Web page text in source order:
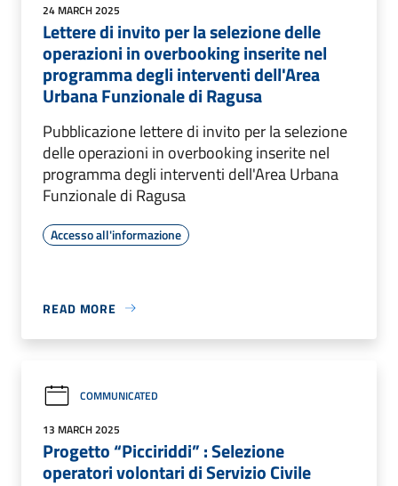
24 MARCH 2025
Lettere di invito per la selezione delle
operazioni in overbooking inserite nel
programma degli interventi dell'Area
Urbana Funzionale di Ragusa
Pubblicazione lettere di invito per la selezione
delle operazioni in overbooking inserite nel
programma degli interventi dell'Area Urbana
Funzionale di Ragusa
Accesso all'informazione
READ MORE
COMMUNICATED
13 MARCH 2025
Progetto “Picciriddi” : Selezione
operatori volontari di Servizio Civile